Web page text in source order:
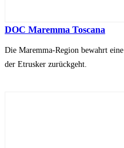
DOC Maremma Toscana
Die Maremma-Region bewahrt
der Etrusker zurückgeht.